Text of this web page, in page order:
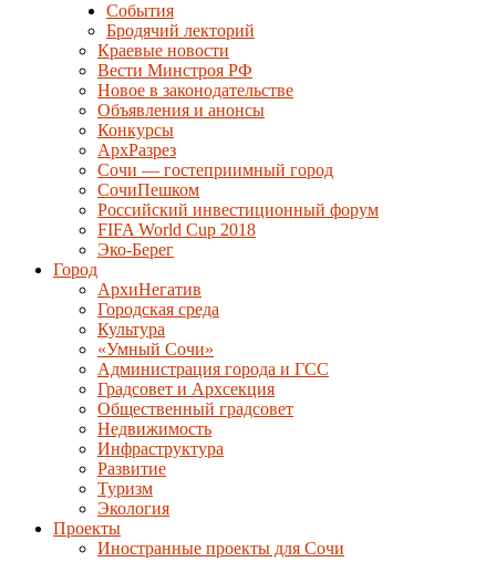
События
Бродячий лекторий
Краевые новости
Вести Минстроя РФ
Новое в законодательстве
Объявления и анонсы
Конкурсы
АрхРазрез
Сочи — гостеприимный город
СочиПешком
Российский инвестиционный форум
FIFA World Cup 2018
Эко-Берег
Город
АрхиНегатив
Городская среда
Культура
«Умный Сочи»
Администрация города и ГСС
Градсовет и Архсекция
Общественный градсовет
Недвижимость
Инфраструктура
Развитие
Туризм
Экология
Проекты
Иностранные проекты для Сочи